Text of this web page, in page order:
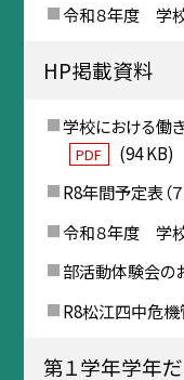
令和８年度 学校
HP掲載資料
学校における働
PDF
(94 KB)
R8年間予定表（７
令和８年度 学
部活動体験会の
R8松江四中危機
第１学年学年だ